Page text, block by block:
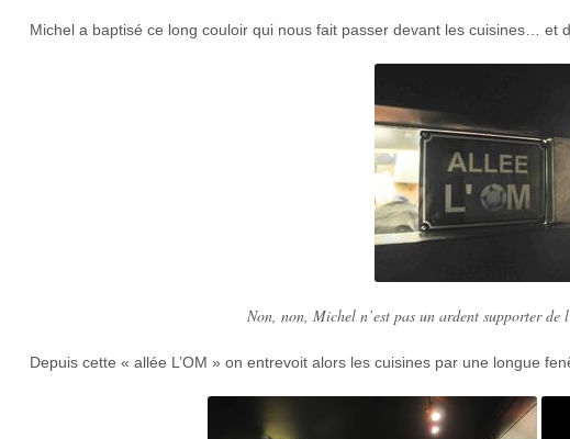
Michel a baptisé ce long couloir qui nous fait passer devant les cuisines… et
Non, non, Michel n’est pas un ardent supporter
Depuis cette « allée L’OM » on entrevoit alors les cuisines par une longue